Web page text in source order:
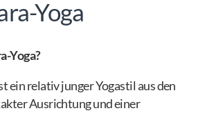
Yoga
Yoga?
ein relativ junger Yogastil aus den
Ausrichtung und einer